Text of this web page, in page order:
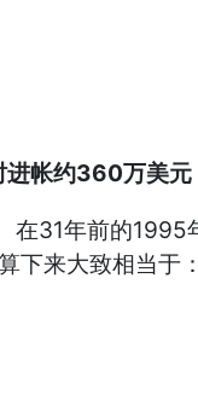
进帐约360万美元
在31年前的1995
下来大致相当于：